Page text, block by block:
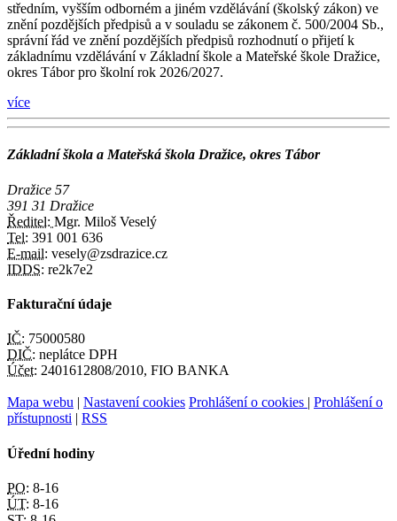
středním, vyšším odborném a jiném vzdělávání (školský zákon) ve
znění pozdějších předpisů a v souladu se zákonem č. 500/2004 Sb.,
správní řád ve znění pozdějších předpisů rozhodnutí o přijetí k
základnímu vzdělávání v Základní škole a Mateřské škole Dražice,
okres Tábor pro školní rok 2026/2027.
více
Základní škola a Mateřská škola Dražice, okres Tábor
Dražice 57
391 31 Dražice
Ředitel: Mgr. Miloš Veselý
Tel: 391 001 636
E-mail: vesely@zsdrazice.cz
IDDS: re2k7e2
Fakturační údaje
IČ: 75000580
DIČ: neplátce DPH
Účet: 2401612808/2010, FIO BANKA
Mapa webu | Nastavení cookies Prohlášení o cookies | Prohlášení o
přístupnosti | RSS
Úřední hodiny
PO: 8-16
ÚT: 8-16